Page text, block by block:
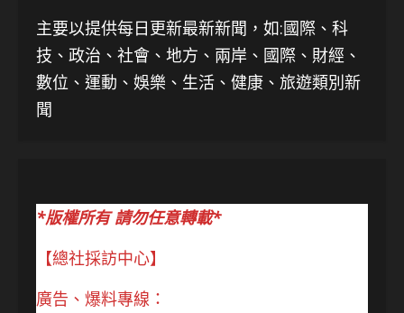
主要以提供每日更新最新新聞 ，如:國際、科
技、 政治、社會、地方、兩岸、國際、財經、
數位、運動、娛樂、生活、健康、旅遊類別新
聞
*版權所有 請勿任意轉載*
【總社採訪中心】
廣告、爆料專線：